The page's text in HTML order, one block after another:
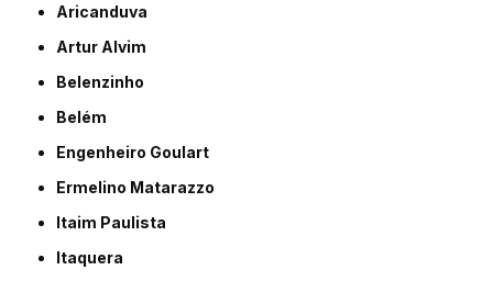
Aricanduva
Artur Alvim
Belenzinho
Belém
Engenheiro Goulart
Ermelino Matarazzo
Itaim Paulista
Itaquera